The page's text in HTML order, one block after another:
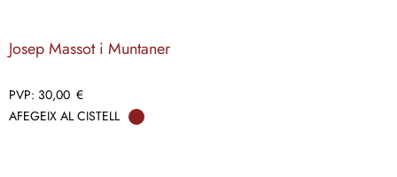
Josep Massot i Muntaner
30,00 €
AFEGEIX AL CISTELL